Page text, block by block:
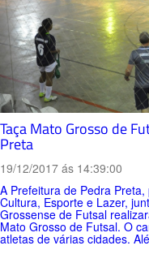
Taça Mato Grosso de
Preta
19/12/2017 ás 14:39:00
A Prefeitura de Pedra
Cultura, Esporte e Lazer,
Grossense de Futsal
Mato Grosso de Futsal. O
atletas de várias cidades.